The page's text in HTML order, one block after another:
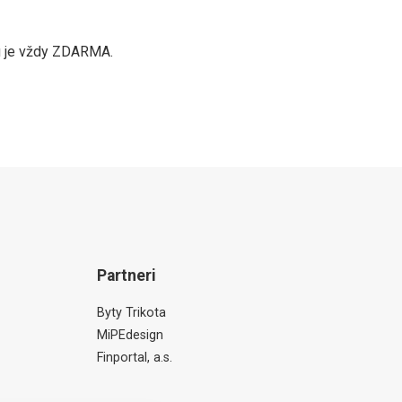
vždy ZDARMA.
Partneri
Byty Trikota
MiPEdesign
Finportal, a.s.